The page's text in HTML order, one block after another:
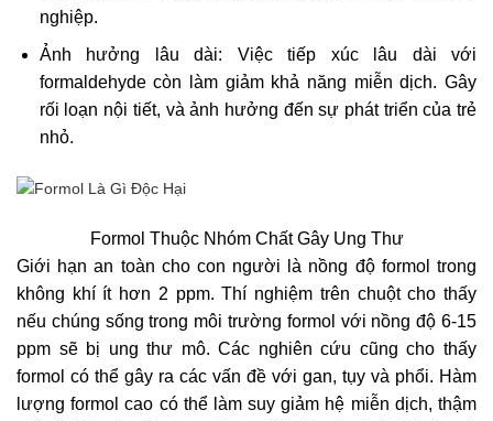
nghiệp.
Ảnh hưởng lâu dài: Việc tiếp xúc lâu dài với
formaldehyde còn làm giảm khả năng miễn dịch. Gây
rối loạn nội tiết, và ảnh hưởng đến sự phát triển của trẻ
nhỏ.
Formol Thuộc Nhóm Chất Gây Ung Thư
Giới hạn an toàn cho con người là nồng độ formol trong
không khí ít hơn 2 ppm. Thí nghiệm trên chuột cho thấy
nếu chúng sống trong môi trường formol với nồng độ 6-15
ppm sẽ bị ung thư mô. Các nghiên cứu cũng cho thấy
formol có thể gây ra các vấn đề với gan, tụy và phổi. Hàm
lượng formol cao có thể làm suy giảm hệ miễn dịch, thậm